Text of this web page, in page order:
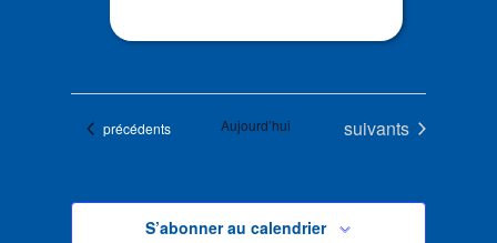
Évènements
précédents Aujourd’hui Évènements
suivants
S’abonner au calendrier